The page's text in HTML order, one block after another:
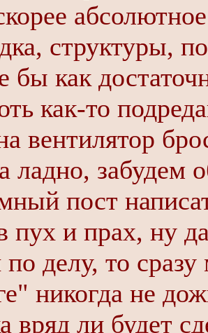
структуры,
бы как
как-то
вентилятор
ладно, забудем
пост
пух и прах, ну
делу, то
никогда не
вряд ли будет